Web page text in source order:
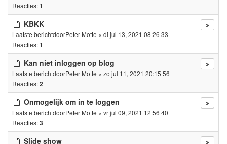
Reacties:1
KBKK
Laatste berichtdoorPeter Motte « di jul 13, 2021 08:26 33
Reacties:1
Kan niet inloggen op blog
Laatste berichtdoorPeter Motte « zo jul 11, 2021 20:15 56
Reacties:2
Onmogelijk om in te loggen
Laatste berichtdoorPeter Motte « vr jul 09, 2021 12:56 40
Reacties:3
Slide show